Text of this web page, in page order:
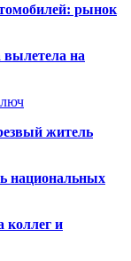
рынок
на
житель
национальных
и